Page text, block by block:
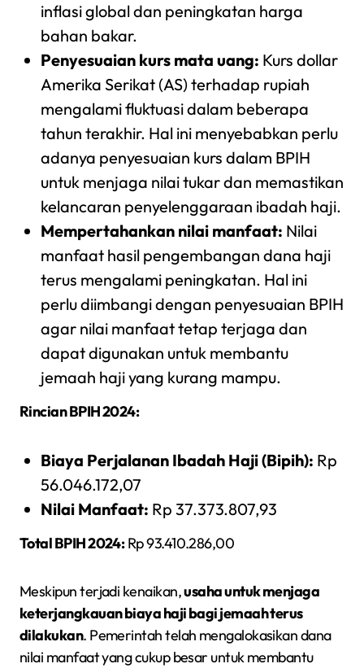
inflasi global dan peningkatan harga
bahan bakar.
Penyesuaian kurs mata uang: Kurs dollar
Amerika Serikat (AS) terhadap rupiah
mengalami fluktuasi dalam beberapa
tahun terakhir. Hal ini menyebabkan perlu
adanya penyesuaian kurs dalam BPIH
untuk menjaga nilai tukar dan memastikan
kelancaran penyelenggaraan ibadah haji.
Mempertahankan nilai manfaat: Nilai
manfaat hasil pengembangan dana haji
terus mengalami peningkatan. Hal ini
perlu diimbangi dengan penyesuaian BPIH
agar nilai manfaat tetap terjaga dan
dapat digunakan untuk membantu
jemaah haji yang kurang mampu.
Rincian BPIH 2024:
Biaya Perjalanan Ibadah Haji (Bipih): Rp
56.046.172,07
Nilai Manfaat: Rp 37.373.807,93
Total BPIH 2024:Rp 93.410.286,00
Meskipun terjadi kenaikan,usaha untuk menjaga
keterjangkauan biaya haji bagi jemaah terus
dilakukan. Pemerintah telah mengalokasikan dana
nilai manfaat yang cukup besar untuk membantu